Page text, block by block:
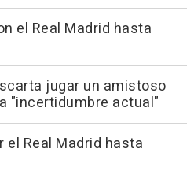
el Real Madrid hasta
jugar un amistoso
"incertidumbre actual"
el Real Madrid hasta